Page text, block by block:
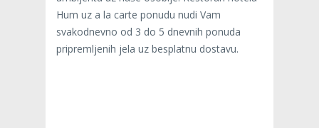
Hum uz a la carte ponudu nudi Vam
svakodnevno od 3 do 5 dnevnih ponuda
pripremljenih jela uz besplatnu dostavu.